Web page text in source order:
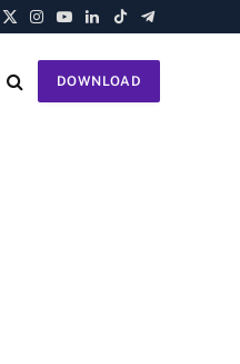
X
Instagram
YouTube
LinkedIn
TikTokTelegram
DOWNLOAD